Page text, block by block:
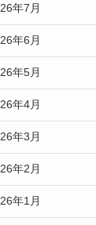
年7月
年6月
年5月
年4月
年3月
年2月
年1月